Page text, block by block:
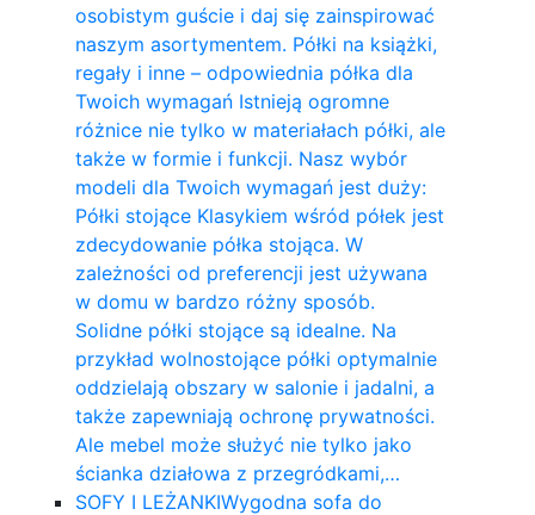
osobistym guście i daj się zainspirować
naszym asortymentem. Półki na książki,
regały i inne – odpowiednia półka dla
Twoich wymagań Istnieją ogromne
różnice nie tylko w materiałach półki, ale
także w formie i funkcji. Nasz wybór
modeli dla Twoich wymagań jest duży:
Półki stojące Klasykiem wśród półek jest
zdecydowanie półka stojąca. W
zależności od preferencji jest używana
w domu w bardzo różny sposób.
Solidne półki stojące są idealne. Na
przykład wolnostojące półki optymalnie
oddzielają obszary w salonie i jadalni, a
także zapewniają ochronę prywatności.
Ale mebel może służyć nie tylko jako
ścianka działowa z przegródkami,…
SOFY I LEŻANKIWygodna sofa do